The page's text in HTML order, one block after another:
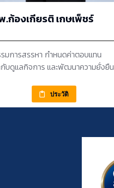
.ก้องเกียรติ เกษเพ็ชร์
มการสรรหา กำหนดค่าตอบแทน
บดูแลกิจการ และพัฒนาความยั่งยืน
ประวัติ